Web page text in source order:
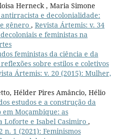
Herneck , Maria Simone
e decolonialidade:
gênero , Revista Ártemis: v. 34
e feministas na
feministas da ciência e da
sobre estilos e coletivos
Ártemis: v. 20 (2015): Mulher,
Hélder Pires Amâncio, Hélio
estudos e a construção da
Moçambique: as
Loforte e Isabel Casimiro ,
n. 1 (2021): Feminismos